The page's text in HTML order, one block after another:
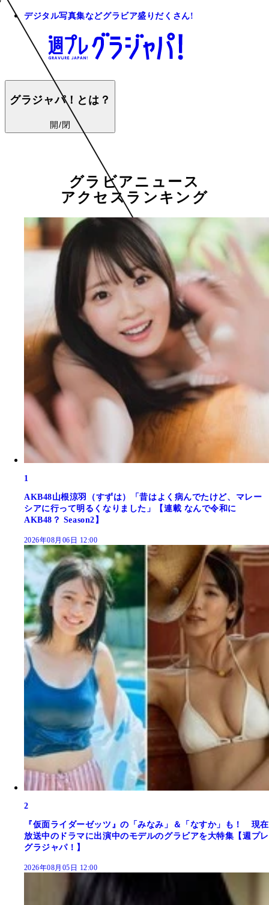
デジタル写真集などグラビア盛りだくさん!
グラジャパ！とは？
開/閉
グラビアニュース
アクセスランキング
1
AKB48山根涼羽（すずは）「昔はよく病んでたけど、マレー
シアに行って明るくなりました」【連載 なんで令和に
AKB48？ Season2】
2026年08月06日 12:00
2
『仮面ライダーゼッツ』の「みなみ」＆「なすか」も！ 現在
放送中のドラマに出演中のモデルのグラビアを大特集【週プレ
グラジャパ！】
2026年08月05日 12:00